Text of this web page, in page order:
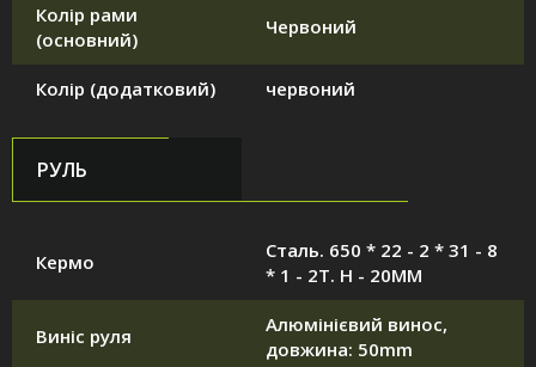
Колір рами
(основний)
Червоний
Колір (додатковий) червоний
РУЛЬ
Кермо
Сталь. 650 * 22 - 2 * 31 - 8
* 1 - 2T. H - 20MM
Виніс руля
Алюмінієвий винос,
довжина: 50mm